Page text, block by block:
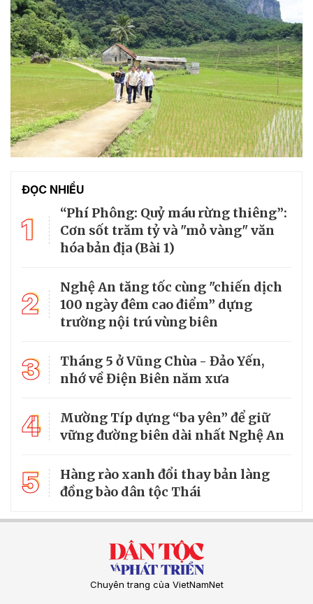
ĐỌC NHIỀU
1
“Phí Phông: Quỷ máu rừng thiêng”:
Cơn sốt trăm tỷ và "mỏ vàng" văn
hóa bản địa (Bài 1)
2
Nghệ An tăng tốc cùng "chiến dịch
100 ngày đêm cao điểm” dựng
trường nội trú vùng biên
3
Tháng 5 ở Vũng Chùa - Đảo Yến,
nhớ về Điện Biên năm xưa
4
Mường Típ dựng “ba yên” để giữ
vững đường biên dài nhất Nghệ An
5
Hàng rào xanh đổi thay bản làng
đồng bào dân tộc Thái
Chuyên trang của VietNamNet